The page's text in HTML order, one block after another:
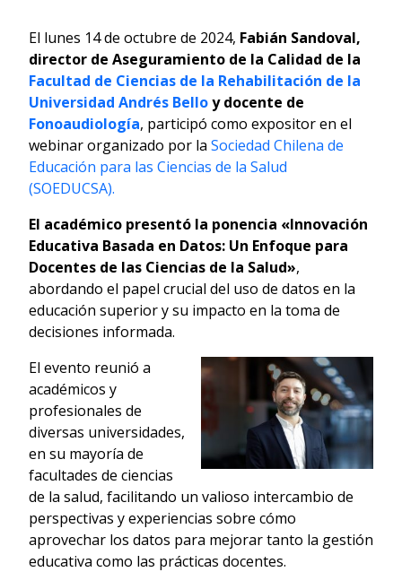
El lunes 14 de octubre de 2024, Fabián Sandoval,
director de Aseguramiento de la Calidad de la
Facultad de Ciencias de la Rehabilitación de la
Universidad Andrés Belloy docente de
Fonoaudiología, participó como expositor en el
webinar organizado por la Sociedad Chilena de
Educación para las Ciencias de la Salud
(SOEDUCSA).
El académico presentó la ponencia «Innovación
Educativa Basada en Datos: Un Enfoque para
Docentes de las Ciencias de la Salud»,
abordando el papel crucial del uso de datos en la
educación superior y su impacto en la toma de
decisiones informada.
El evento reunió a
académicos y
profesionales de
diversas universidades,
en su mayoría de
facultades de ciencias
de la salud, facilitando un valioso intercambio de
perspectivas y experiencias sobre cómo
aprovechar los datos para mejorar tanto la gestión
educativa como las prácticas docentes.